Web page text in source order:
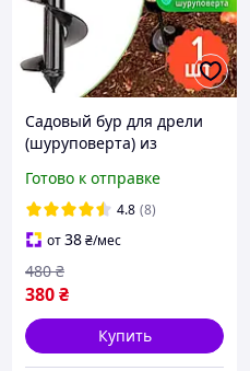
Садовый бур для дрели
(шуруповерта) из
диаметр 8 см
Готово к отправке
4.8 (8)
от38₴/мес
380₴
480 ₴
Купить